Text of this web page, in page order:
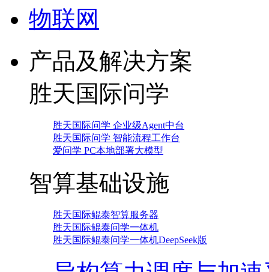
物联网
产品及解决方案
胜天国际问学
胜天国际问学 企业级Agent中台
胜天国际问学 智能流程工作台
爱问学 PC本地部署大模型
智算基础设施
胜天国际鲲泰智算服务器
胜天国际鲲泰问学一体机
胜天国际鲲泰问学一体机DeepSeek版